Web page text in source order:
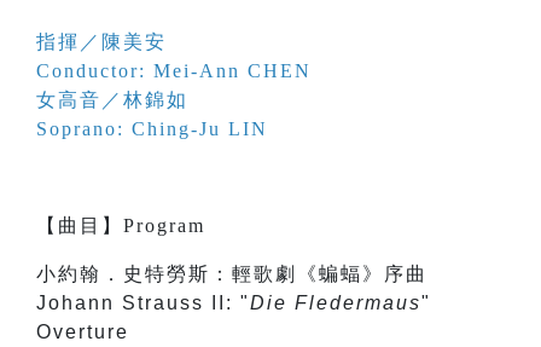
指揮／陳美安
Conductor: Mei-Ann CHEN
女高音／林錦如
Soprano: Ching-Ju LIN
【 曲目 】 Program
小約翰．史特勞斯：輕歌劇《蝙蝠》序曲
Johann Strauss II: "Die Fledermaus"
Overture